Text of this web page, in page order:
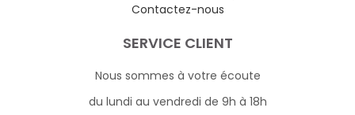
Contactez-nous
SERVICE CLIENT
Nous sommes à votre écoute
du lundi au vendredi de 9h à 18h